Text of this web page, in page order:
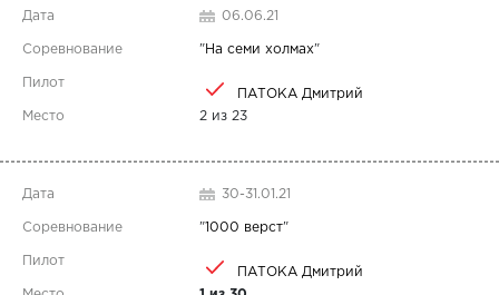
06.06.21
"На семи холмах"
ПАТОКА Дмитрий
2 из 23
30-31.01.21
"1000 верст"
ПАТОКА Дмитрий